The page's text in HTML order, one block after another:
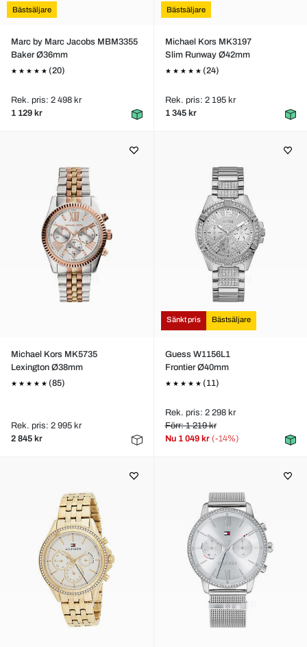
Bästsäljare
Marc by Marc Jacobs MBM3355
Baker Ø36mm
(20)
Rek. pris: 2 498 kr
1 129 kr
Bästsäljare
Michael Kors MK3197
Slim Runway Ø42mm
(24)
Rek. pris: 2 195 kr
1 345 kr
Michael Kors MK5735
Lexington Ø38mm
(85)
Rek. pris: 2 995 kr
2 845 kr
Sänkt pris Bästsäljare
Guess W1156L1
Frontier Ø40mm
(11)
Rek. pris: 2 298 kr
Förr: 1 219 kr
Nu 1 049 kr (-14%)